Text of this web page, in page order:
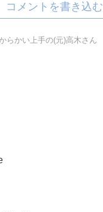
コメントを書き込む
からかい上手の(元)高木さん